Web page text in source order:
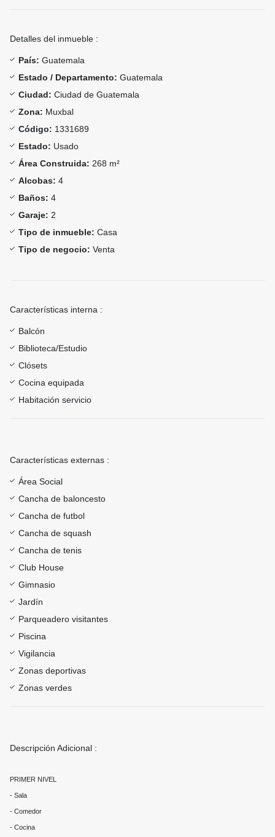
Detalles del inmueble :
País: Guatemala
Estado / Departamento: Guatemala
Ciudad: Ciudad de Guatemala
Zona: Muxbal
Código: 1331689
Estado: Usado
Área Construida: 268 m²
Alcobas: 4
Baños: 4
Garaje: 2
Tipo de inmueble: Casa
Tipo de negocio: Venta
Características interna :
Balcón
Biblioteca/Estudio
Clósets
Cocina equipada
Habitación servicio
Características externas :
Área Social
Cancha de baloncesto
Cancha de futbol
Cancha de squash
Cancha de tenis
Club House
Gimnasio
Jardín
Parqueadero visitantes
Piscina
Vigilancia
Zonas deportivas
Zonas verdes
Descripción Adicional :
PRIMER NIVEL
- Sala
- Comedor
- Cocina